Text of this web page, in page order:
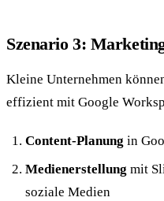
Szenario 3:
Kleine Unternehmen
effizient mit Google
Content-Planung in
Medienerstellung mit
soziale Medien